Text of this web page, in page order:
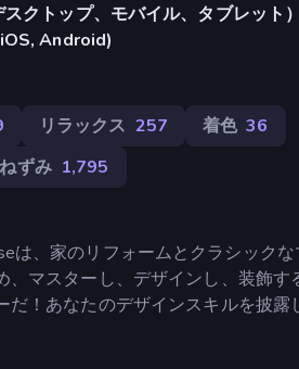
クトップ、モバイル、タブレット
Android)
リラックス 257 着色 36
ねずみ 1,795
は、家のリフォームとクラシック
、マスターし、デザインし、装飾
だ！あなたのデザインスキルを披